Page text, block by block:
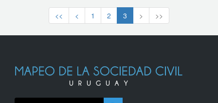
<< < 1 2 3 > >>